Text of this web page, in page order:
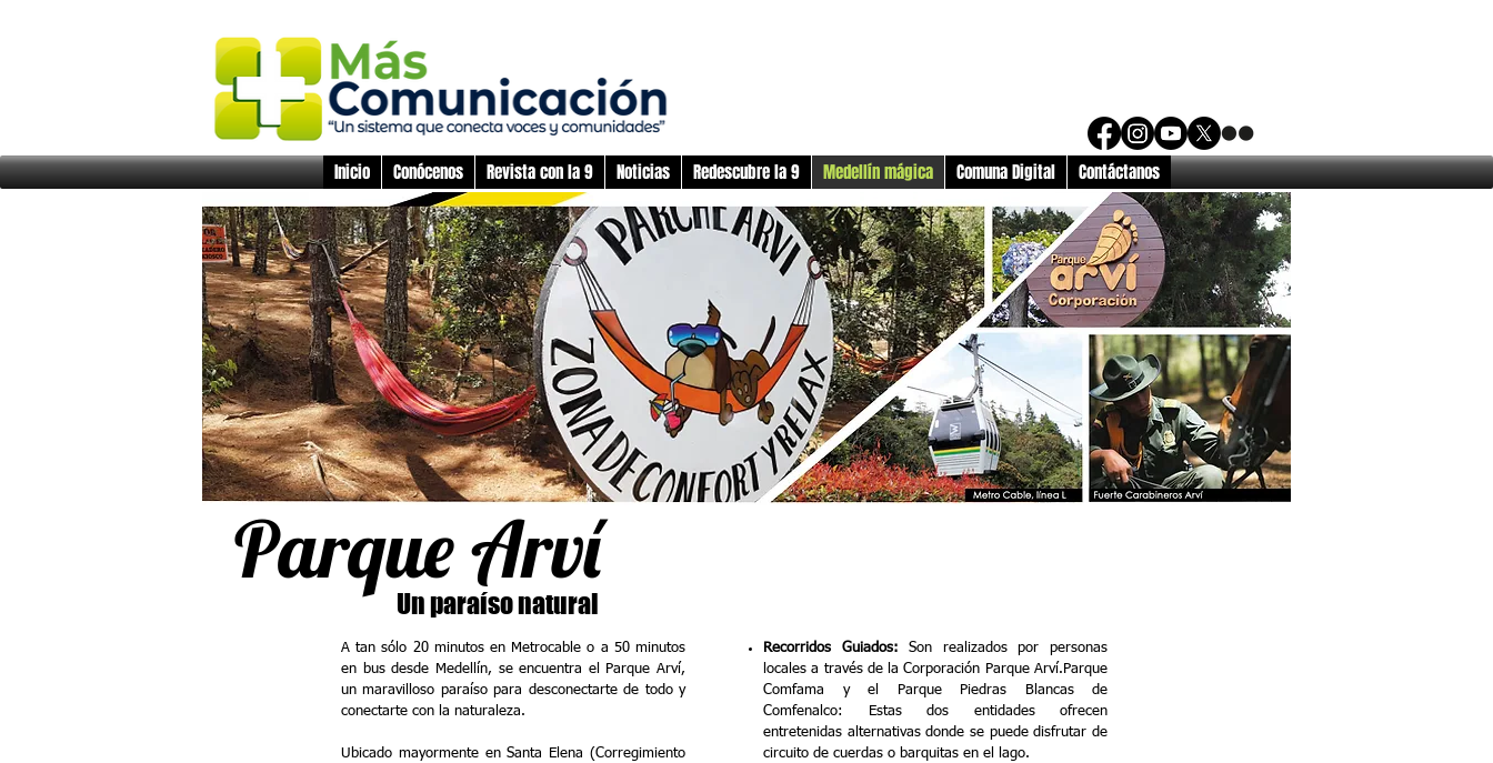
Inicio Conócenos Revista con la 9 Noticias Redescubre la 9 Medellín mágica Comuna Digital Contáctanos
Un paraíso natural
Parque Arví
A tan sólo 20 minutos en Metrocable o a 50 minutos
en bus desde Medellín, se encuentra el Parque Arví,
un maravilloso paraíso para desconectarte de todo y
conectarte con la naturaleza.
Ubicado mayormente en Santa Elena (Corregimiento
Recorridos Guiados: Son realizados por personas
locales a través de la Corporación Parque Arví. Parque
Comfama y el Parque Piedras Blancas de
Comfenalco: Estas dos entidades ofrecen
entretenidas alternativas donde se puede disfrutar de
circuito de cuerdas o barquitas en el lago.